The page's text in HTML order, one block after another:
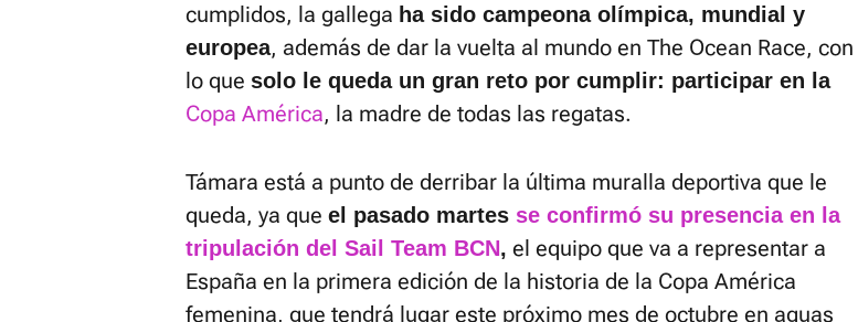
cumplidos, la gallega ha sido campeona olímpica, mundial y
europea, además de dar la vuelta al mundo en The Ocean Race, con
lo que solo le queda un gran reto por cumplir: participar en la
Copa América, la madre de todas las regatas.
Támara está a punto de derribar la última muralla deportiva que le
queda, ya que el pasado martes se confirmó su presencia en la
tripulación del Sail Team BCN, el equipo que va a representar a
España en la primera edición de la historia de la Copa América
femenina, que tendrá lugar este próximo mes de octubre en aguas